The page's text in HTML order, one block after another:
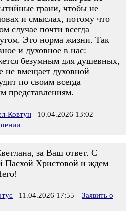
грани, чтобы не
и смыслах, потому что
случае почти всегда
Это норма жизни. Так
и духовное в нас:
безумным для душевных,
не вмещает духовной
по своим всегда
представлениям.
Ковтун 10.04.2026 13:02
за Ваш ответ. С
Пасхой Христовой и ждем
11.04.2026 17:55
Заявить о